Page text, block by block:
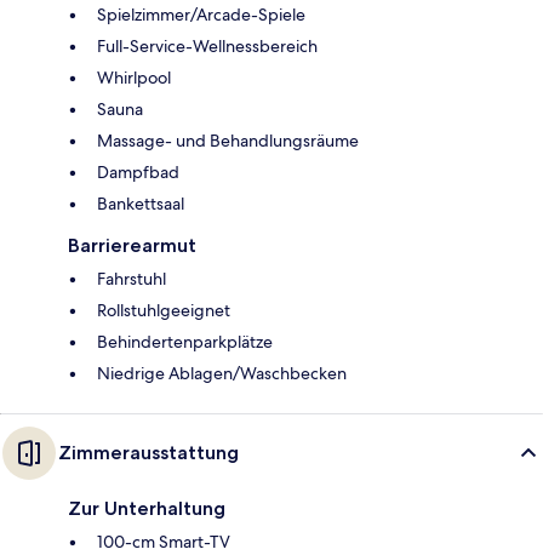
Spielzimmer/Arcade-Spiele
Full-Service-Wellnessbereich
Whirlpool
Sauna
Massage- und Behandlungsräume
Dampfbad
Bankettsaal
Barrierearmut
Fahrstuhl
Rollstuhlgeeignet
Behindertenparkplätze
Niedrige Ablagen/Waschbecken
Zimmerausstattung
Zur Unterhaltung
100-cm Smart-TV